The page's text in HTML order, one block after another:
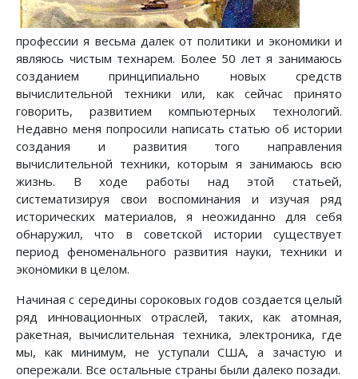
профессии я весьма далек от политики и экономики и
являюсь чистым технарем. Более 50 лет я занимаюсь
созданием принципиально новых средств
вычислительной техники или, как сейчас принято
говорить, развитием компьютерных технологий.
Недавно меня попросили написать статью об истории
создания и развития того направления
вычислительной техники, которым я занимаюсь всю
жизнь. В ходе работы над этой статьей,
систематизируя свои воспоминания и изучая ряд
исторических материалов, я неожиданно для себя
обнаружил, что в советской истории существует
период феноменального развития науки, техники и
экономики в целом.
Начиная с середины сороковых годов создается целый
ряд инновационных отраслей, таких, как атомная,
ракетная, вычислительная техника, электроника, где
мы, как минимум, не уступали США, а зачастую и
опережали. Все остальные страны были далеко позади.